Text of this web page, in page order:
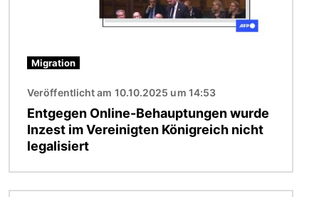
Migration
Veröffentlicht am 10.10.2025 um 14:53
Entgegen Online-Behauptungen wurde
Inzest im Vereinigten Königreich nicht
legalisiert